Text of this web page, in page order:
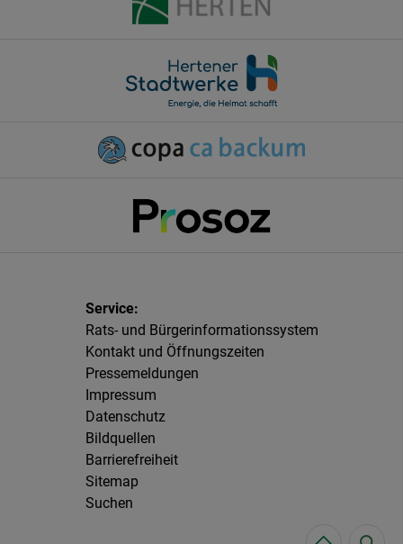
Rats- und Bürgerinformationssystem
Kontakt und Öffnungszeiten
Pressemeldungen
Impressum
Datenschutz
Bildquellen
Barrierefreiheit
Sitemap
Suchen